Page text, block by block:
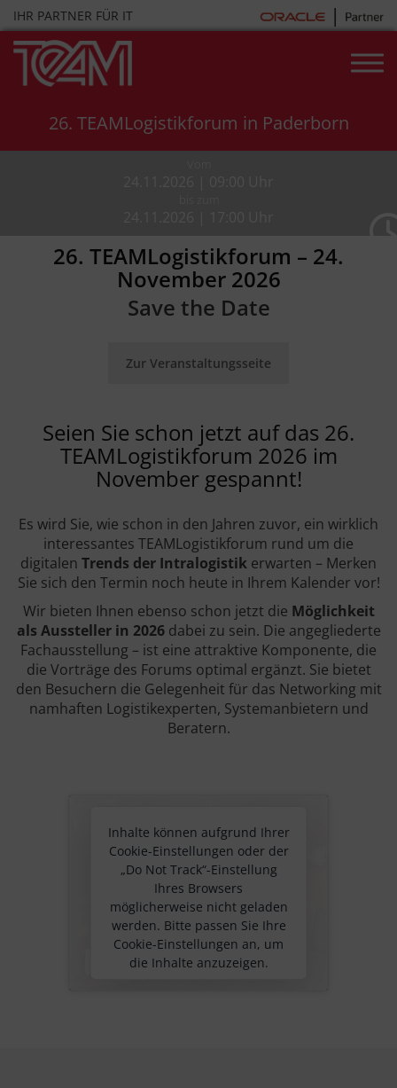
Skip
to
content
IHR PARTNER FÜR IT
26. TEAMLogistikforum in Paderborn
26. TEAMLogistikforum – 24.
November 2026
Save the Date
Zur Veranstaltungsseite
Seien Sie schon jetzt auf das 26.
TEAMLogistikforum 2026 im
November gespannt!
Es wird Sie, wie schon in den Jahren zuvor, ein wirklich
interessantes TEAMLogistikforum rund um die
digitalen Trends der Intralogistik erwarten – Merken
Sie sich den Termin noch heute in Ihrem Kalender vor!
Wir bieten Ihnen ebenso schon jetzt die Möglichkeit
als Aussteller in 2026dabei zu sein. Die angegliederte
Fachausstellung – ist eine attraktive Komponente, die
die Vorträge des Forums optimal ergänzt. Sie bietet
den Besuchern die Gelegenheit für das Networking mit
namhaften Logistikexperten, Systemanbietern und
Beratern.
Inhalte können aufgrund Ihrer
Cookie-Einstellungen oder der
„Do Not Track“-Einstellung
Ihres Browsers
möglicherweise nicht geladen
werden. Bitte passen Sie Ihre
Cookie-Einstellungen an, um
die Inhalte anzuzeigen.